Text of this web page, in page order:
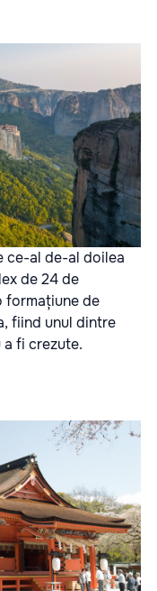
ce-al de-al doilea
de 24 de
formațiune de
fiind unul dintre
fi crezute.